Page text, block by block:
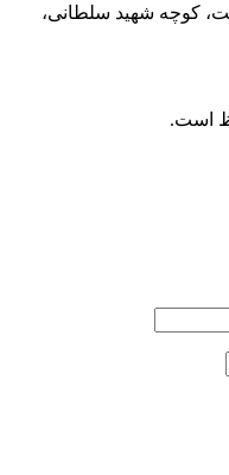
کوچه شهید سلطانی،